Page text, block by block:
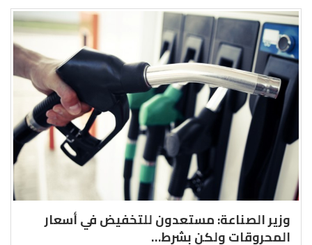
وزير الصناعة: مستعدون للتخفيض في أسعار
المحروقات ولكن بشرط…